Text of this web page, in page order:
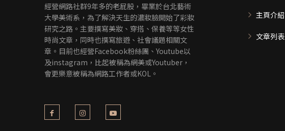
經營網路社群9年多的老屁股，畢業於台北藝術
大學美術系，為了解決天生的濃妝臉開始了彩妝
研究之路。主要撰寫美妝、穿搭、保養等等女性
時尚文章，同時也撰寫旅遊、社會議題相關文
章。目前也經營Facebook粉絲團、Youtube以
及instagram，比起被稱為網美或Youtuber，
會更樂意被稱為網路工作者或KOL。
主頁介紹
文章列表